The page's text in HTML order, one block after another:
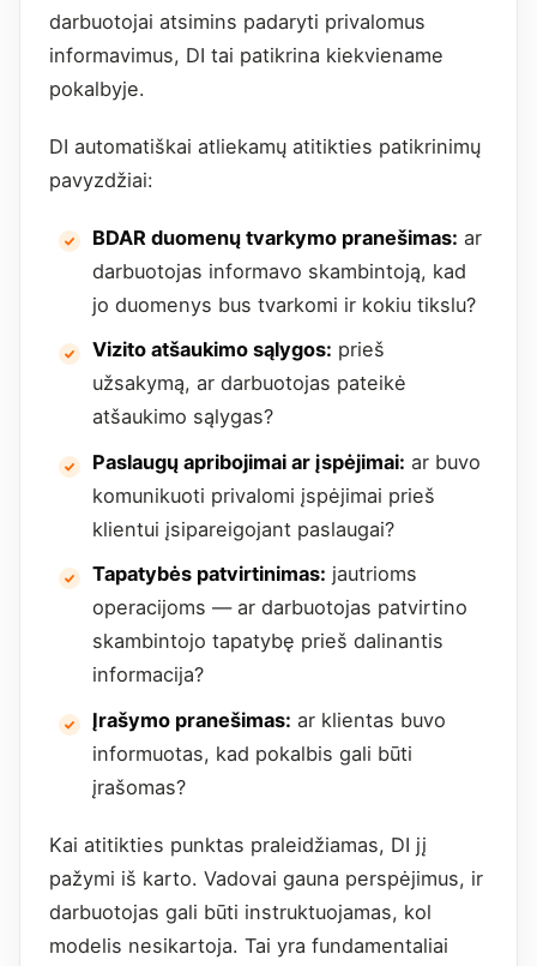
darbuotojai atsimins padaryti privalomus
informavimus, DI tai patikrina kiekviename
pokalbyje.
DI automatiškai atliekamų atitikties patikrinimų
pavyzdžiai:
BDAR duomenų tvarkymo pranešimas: ar
darbuotojas informavo skambintoją, kad
jo duomenys bus tvarkomi ir kokiu tikslu?
Vizito atšaukimo sąlygos: prieš
užsakymą, ar darbuotojas pateikė
atšaukimo sąlygas?
Paslaugų apribojimai ar įspėjimai: ar buvo
komunikuoti privalomi įspėjimai prieš
klientui įsipareigojant paslaugai?
Tapatybės patvirtinimas: jautrioms
operacijoms — ar darbuotojas patvirtino
skambintojo tapatybę prieš dalinantis
informacija?
Įrašymo pranešimas: ar klientas buvo
informuotas, kad pokalbis gali būti
įrašomas?
Kai atitikties punktas praleidžiamas, DI jį
pažymi iš karto. Vadovai gauna perspėjimus, ir
darbuotojas gali būti instruktuojamas, kol
modelis nesikartoja. Tai yra fundamentaliai